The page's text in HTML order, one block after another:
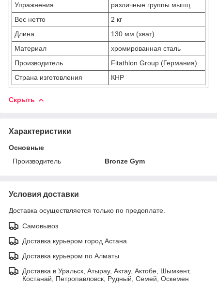
Упражнения
различные группы мышц
Вес нетто
2 кг
Длина
130 мм (хват)
Материал
хромированная сталь
Производитель
Fitathlon Group (Германия)
Страна изготовления
КНР
Скрыть
Характеристики
Основные
Производитель
Bronze Gym
Условия доставки
Доставка осуществляется только по предоплате.
Самовывоз
Доставка курьером город Астана
Доставка курьером по Алматы
Доставка в Уральск, Атырау, Актау, Актобе, Шымкент,
Костанай, Петропавловск, Рудный, Семей, Оскемен